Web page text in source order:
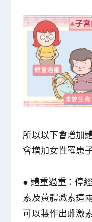
所以以下會增加
會增加女性罹患
● 體重過重 ：停
素及黃體激素這
可以製作出雌激